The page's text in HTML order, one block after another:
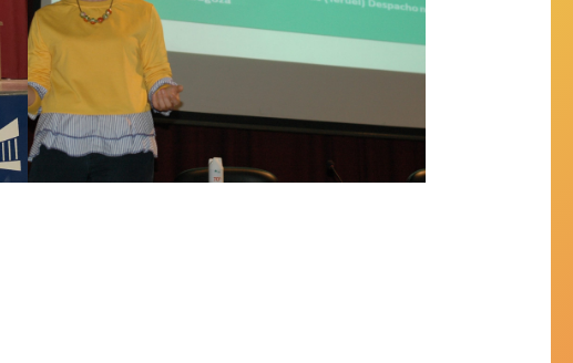
organizations: a reference to
sports’